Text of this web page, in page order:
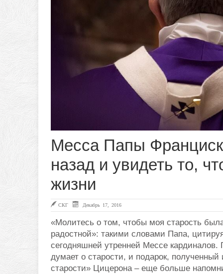
Месса Папы
назад и увидеть то,
жизни
СКГ Декабрь 17, 2016
«Молитесь о том, чтобы моя старость
радостной»: такими словами Папа,
сегодняшней утренней Мессе кардиналов.
думает о старости, и подарок,
старости» Цицерона – еще больше